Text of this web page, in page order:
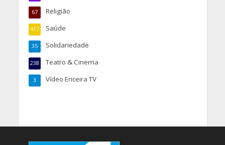
Religião
67
Saúde
417
Solidariedade
35
Teatro & Cinema
238
Vídeo Ericeira TV
3